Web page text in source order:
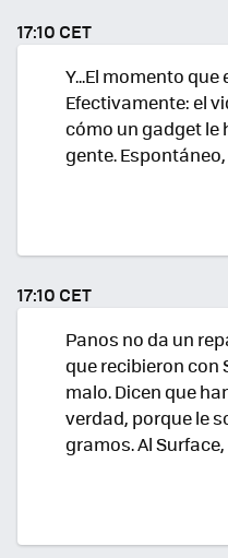
17:10 CET
Y...El momento
Efectivamente: el
cómo un gadget le
gente.
17:10 CET
Panos no da un
que recibieron con
malo. Dicen que
verdad, porque le
gramos. Al